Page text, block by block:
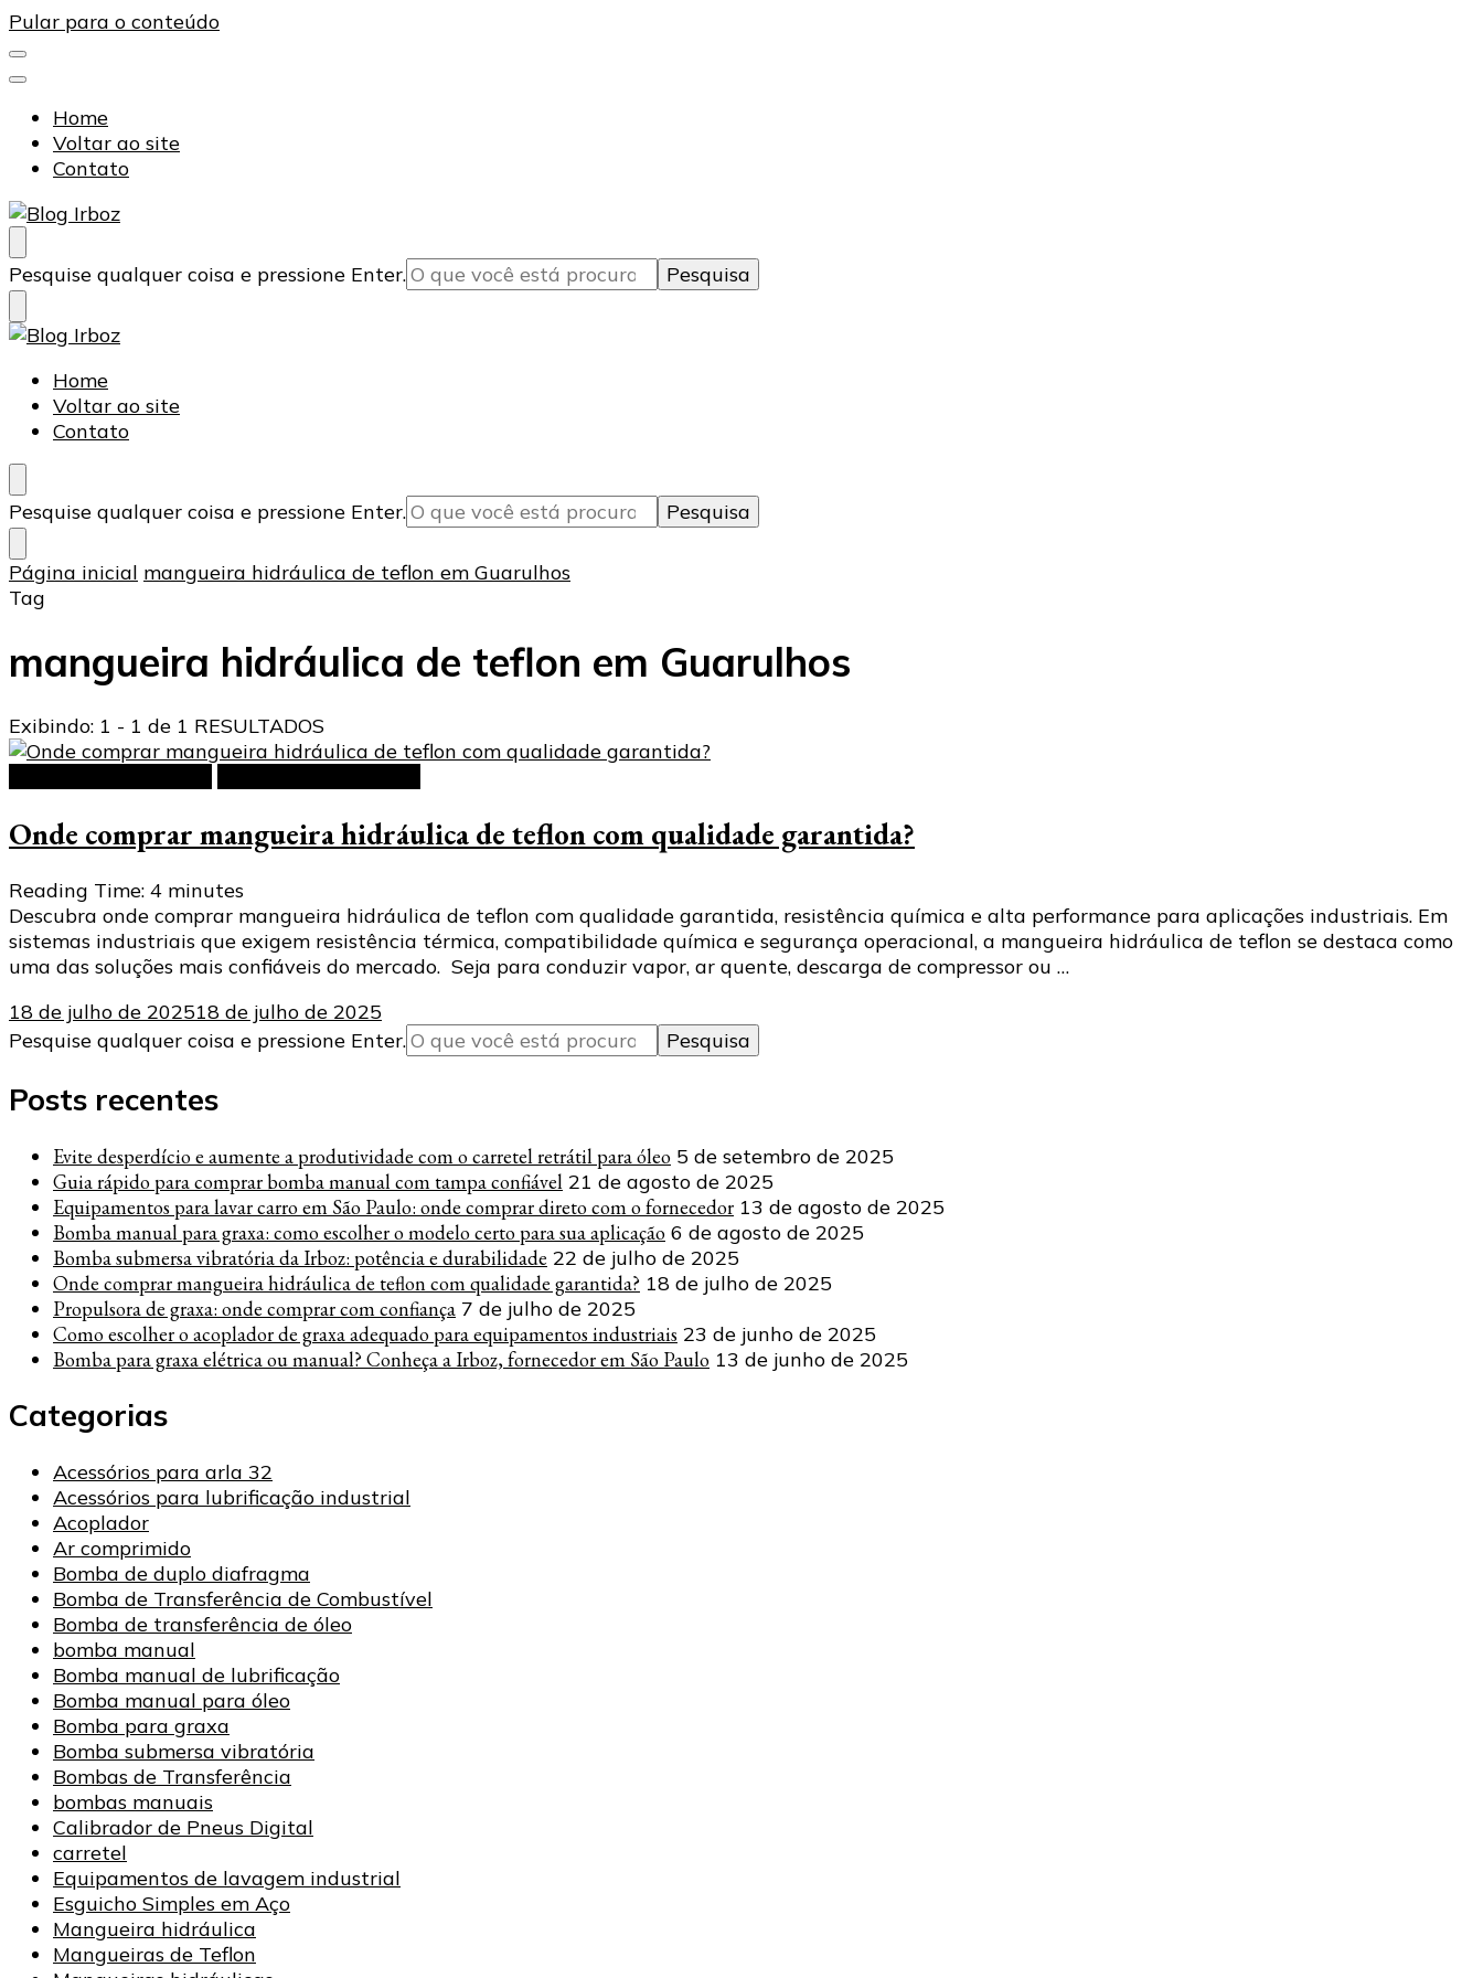
Pular para o conteúdo
Home
Voltar ao site
Contato
Blog Irboz
Blog de Lubrificação Industrial
Procurando
algo?
Pesquise qualquer coisa e pressione Enter.
Blog Irboz
Blog de Lubrificação Industrial
Home
Voltar ao site
Contato
Procurando
algo?
Pesquise qualquer coisa e pressione Enter.
Página inicial mangueira hidráulica de teflon em Guarulhos
Tag
mangueira hidráulica de teflon em Guarulhos
Exibindo: 1 - 1 de 1 RESULTADOS
Onde comprar mangueira hidráulica de teflon com qualidade garantida?
Reading Time: 4 minutes
Descubra onde comprar mangueira hidráulica de teflon com qualidade garantida, resistência química e alta performance para aplicações industriais. Em
sistemas industriais que exigem resistência térmica, compatibilidade química e segurança operacional, a mangueira hidráulica de teflon se destaca como
uma das soluções mais confiáveis do mercado. Seja para conduzir vapor, ar quente, descarga de compressor ou …
18 de julho de 202518 de julho de 2025
Procurando
Pesquise qualquer coisa e pressione Enter.
Posts recentes
Evite desperdício e aumente a produtividade com o carretel retrátil para óleo 5 de setembro de 2025
Guia rápido para comprar bomba manual com tampa confiável 21 de agosto de 2025
Equipamentos para lavar carro em São Paulo: onde comprar direto com o fornecedor 13 de agosto de 2025
Bomba manual para graxa: como escolher o modelo certo para sua aplicação 6 de agosto de 2025
Bomba submersa vibratória da Irboz: potência e durabilidade 22 de julho de 2025
Onde comprar mangueira hidráulica de teflon com qualidade garantida? 18 de julho de 2025
Propulsora de graxa: onde comprar com confiança 7 de julho de 2025
Como escolher o acoplador de graxa adequado para equipamentos industriais 23 de junho de 2025
Bomba para graxa elétrica ou manual? Conheça a Irboz, fornecedor em São Paulo 13 de junho de 2025
Categorias
Acessórios para arla 32
Acessórios para lubrificação industrial
Acoplador
Ar comprimido
Bomba de duplo diafragma
Bomba de Transferência de Combustível
Bomba de transferência de óleo
bomba manual
Bomba manual de lubrificação
Bomba manual para óleo
Bomba para graxa
Bomba submersa vibratória
Bombas de Transferência
bombas manuais
Calibrador de Pneus Digital
carretel
Equipamentos de lavagem industrial
Esguicho Simples em Aço
Mangueira hidráulica
Mangueiras de Teflon